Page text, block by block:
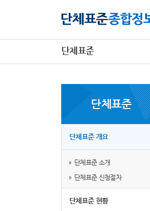
단체표준
단체표준
단체표준 개요
단체표준 소개
단체표준 신청절차
단체표준 현황